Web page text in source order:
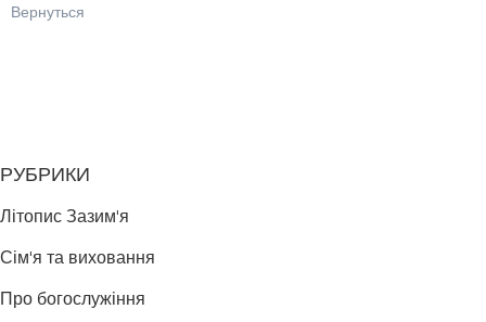
Вернуться
РУБРИКИ
Літопис Зазим'я
Сім'я та виховання
Про богослужіння